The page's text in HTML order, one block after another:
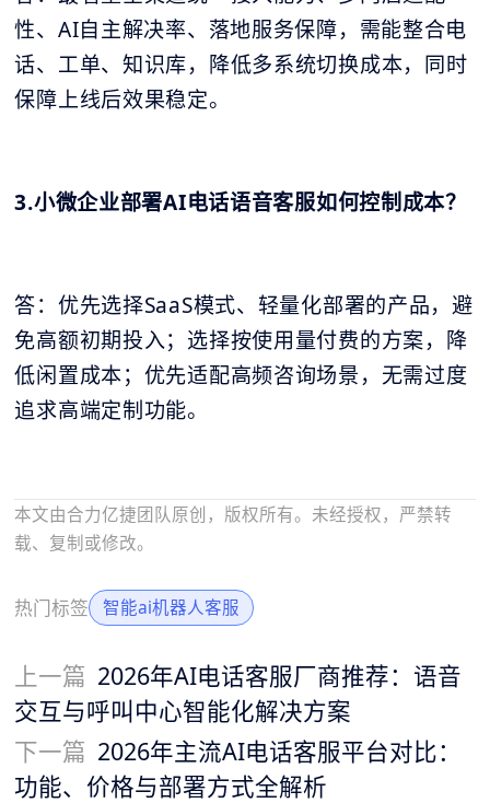
性、AI自主解决率、落地服务保障，需能整合电
话、工单、知识库，降低多系统切换成本，同时
保障上线后效果稳定。
3.小微企业部署AI电话语音客服如何控制成本？
答：优先选择SaaS模式、轻量化部署的产品，避
免高额初期投入；选择按使用量付费的方案，降
低闲置成本；优先适配高频咨询场景，无需过度
追求高端定制功能。
本文由合力亿捷团队原创，版权所有。未经授权，严禁转
载、复制或修改。
热门标签 智能ai机器人客服
上一篇 2026年AI电话客服厂商推荐：语音
交互与呼叫中心智能化解决方案
下一篇 2026年主流AI电话客服平台对比：
功能、价格与部署方式全解析